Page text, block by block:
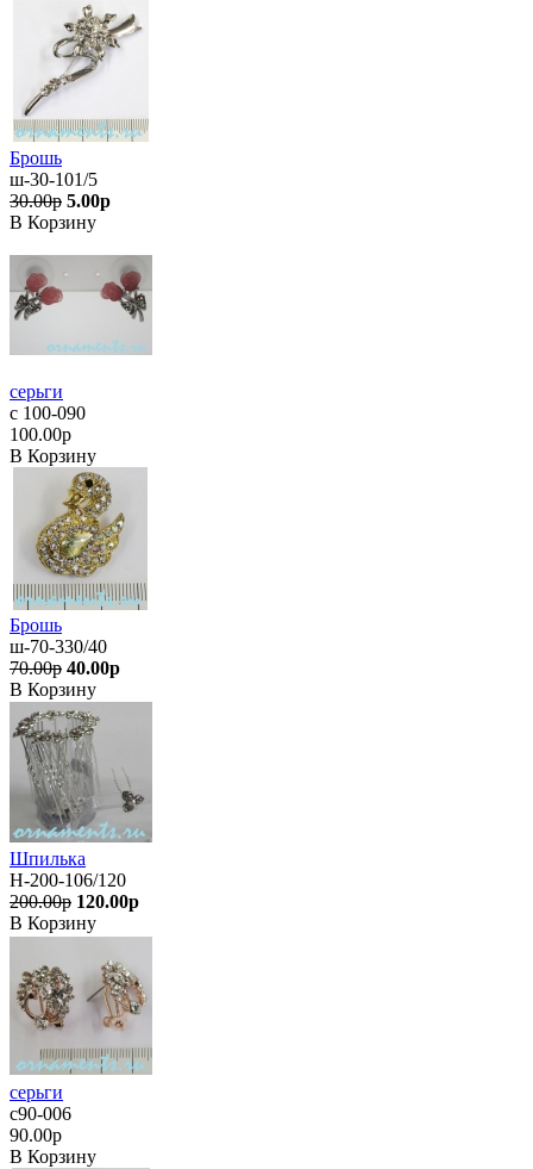
Брошь
ш-30-101/5
30.00р 5.00р
В Корзину
серьги
с 100-090
100.00р
В Корзину
Брошь
ш-70-330/40
70.00р 40.00р
В Корзину
Шпилька
Н-200-106/120
200.00р 120.00р
В Корзину
серьги
с90-006
90.00р
В Корзину